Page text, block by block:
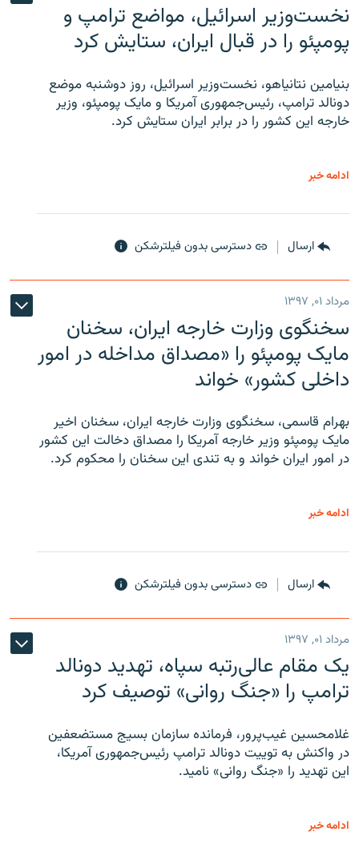
نخست‌وزیر اسرائیل، مواضع ترامپ و
پومپئو را در قبال ایران، ستایش کرد
بنیامین نتانیاهو، نخست‌وزیر اسرائیل، روز دوشنبه موضع
دونالد ترامپ، رئیس‌جمهوری آمریکا و مایک پومپئو، وزیر
خارجه این کشور را در برابر ایران ستایش کرد.
ادامه خبر
ارسال دسترسی بدون فیلترشکن
مرداد ۰۱, ۱۳۹۷
سخنگوی وزارت خارجه ایران، سخنان
مایک پومپئو را «مصداق مداخله در امور
داخلی کشور» خواند
بهرام قاسمی، سخنگوی وزارت خارجه ایران، سخنان اخیر
مایک پومپئو وزیر خارجه آمریکا را مصداق دخالت این کشور
در امور ایران خواند و به تندی این سخنان را محکوم کرد.
ادامه خبر
ارسال دسترسی بدون فیلترشکن
مرداد ۰۱, ۱۳۹۷
یک مقام عالی‌رتبه سپاه، تهدید دونالد
ترامپ را «جنگ روانی» توصیف کرد
غلامحسین غیب‌پرور، فرمانده سازمان بسیج مستضعفین
در واکنش به توییت دونالد ترامپ رئیس‌جمهوری آمریکا،
این تهدید را «جنگ روانی» نامید.
ادامه خبر